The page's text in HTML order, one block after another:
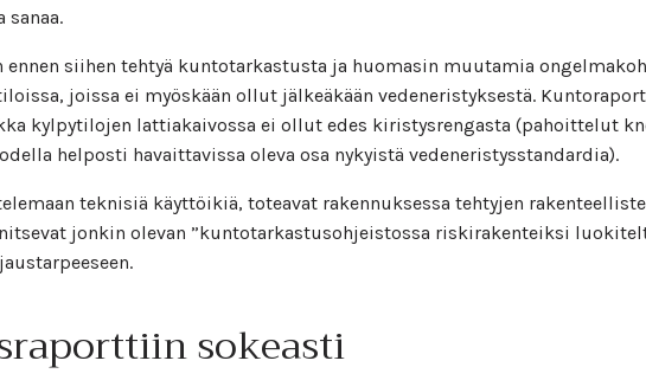
ennen siihen tehtyä kuntotarkastusta ja huomasin muutamia
joissa ei myöskään ollut jälkeäkään vedeneristyksestä.
kylpytilojen lattiakaivossa ei ollut edes kiristysrengasta (pahoittelut
helposti havaittavissa oleva osa nykyistä vedeneristysstandardia).
teknisiä käyttöikiä, toteavat rakennuksessa tehtyjen
jonkin olevan ”kuntotarkastusohjeistossa riskirakenteiksi
sokeasti